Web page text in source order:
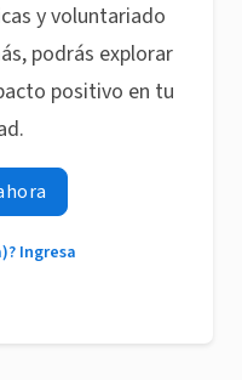
y voluntariado
podrás explorar
positivo en tu
Ingresa